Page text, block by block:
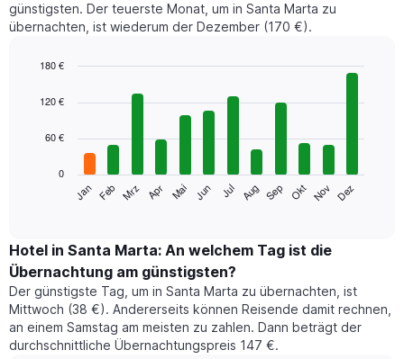
günstigsten. Der teuerste Monat, um in Santa Marta zu
übernachten, ist wiederum der Dezember (170 €).
chart
bars.
folgende
den
durchschnittlichen
Zimmerpreis
im
jeweiligen
Monat
an.
graphic.
Jan Feb Mrz Apr Mai Jun Jul Aug Sep Okt Nov Dez
0
60 €
120 €
180 €
Hotel in Santa Marta: An welchem Tag ist die
Übernachtung am günstigsten?
Der günstigste Tag, um in Santa Marta zu übernachten, ist
Mittwoch (38 €). Andererseits können Reisende damit rechnen,
an einem Samstag am meisten zu zahlen. Dann beträgt der
durchschnittliche Übernachtungspreis 147 €.